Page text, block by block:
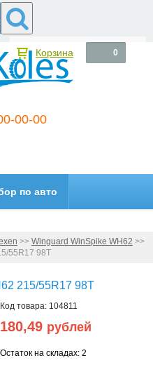
Корзина 0
00-00
по авто
>> Winguard WinSpike WH62 >>
55R17 98T
215/55R17 98T
Код товара: 104811
180,49 рублей
Остаток на складах: 2